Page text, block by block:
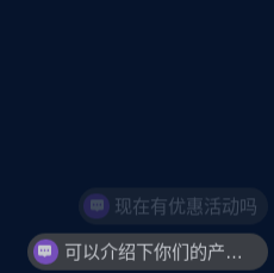
现在有优惠活动吗